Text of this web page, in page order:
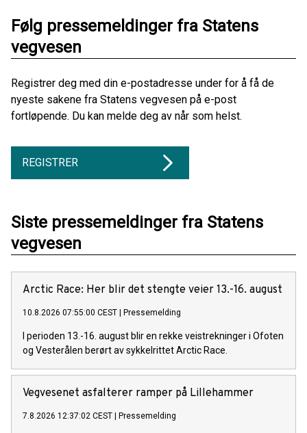
Følg pressemeldinger fra Statens
vegvesen
Registrer deg med din e-postadresse under for å få de
nyeste sakene fra Statens vegvesen på e-post
fortløpende. Du kan melde deg av når som helst.
REGISTRER
Siste pressemeldinger fra Statens
vegvesen
Arctic Race: Her blir det stengte veier 13.-16. august
10.8.2026 07:55:00 CEST Pressemelding
I perioden 13.-16. august blir en rekke veistrekninger i Ofoten
og Vesterålen berørt av sykkelrittet Arctic Race.
Vegvesenet asfalterer ramper på Lillehammer
7.8.2026 12:37:02 CEST Pressemelding